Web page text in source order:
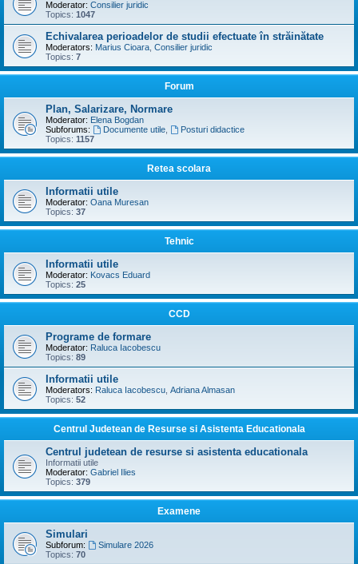
Moderator: Consilier juridic
Topics: 1047
Echivalarea perioadelor de studii efectuate în străinătate
Moderators: Marius Cioara Consilier juridic
Topics: 7
Forum
Plan, Salarizare, Normare
Moderator: Elena Bogdan
Subforums:
Documente utile,
Posturi didactice
Topics: 1157
Retea scolara
Informatii utile
Moderator: Oana Muresan
Topics: 37
Tehnic
Informatii utile
Moderator: Kovacs Eduard
Topics: 25
CCD
Programe de formare
Moderator: Raluca Iacobescu
Topics: 89
Informatii utile
Moderators: Raluca Iacobescu Adriana Almasan
Topics: 52
Centrul Judetean de Resurse si Asistenta Educationala
Centrul judetean de resurse si asistenta educationala
Informatii utile
Moderator: Gabriel Ilies
Topics: 379
Examene
Simulari
Subforum:
Simulare 2026
Topics: 70